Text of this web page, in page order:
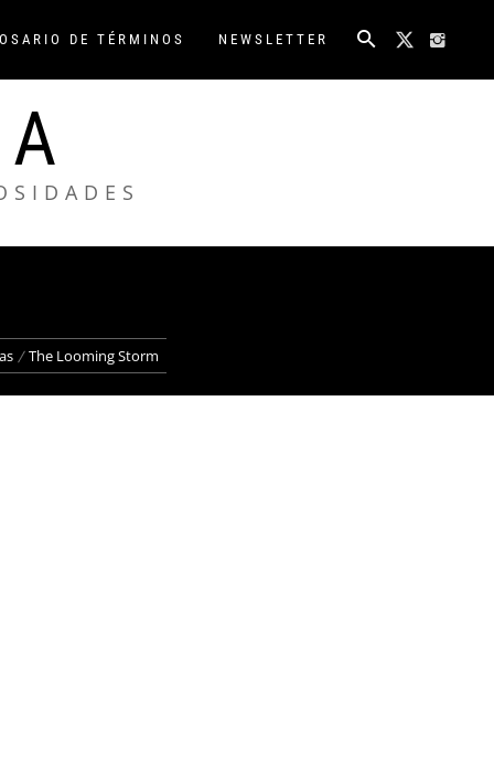
DE TÉRMINOS NEWSLETTER
The Looming Storm